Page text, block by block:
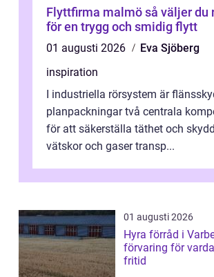
Flyttfirma malmö så väljer du rätt hjälp
för en trygg och smidig flytt
01 augusti 2026
Eva Sjöberg
inspiration
I industriella rörsystem är
planpackningar två centrala
för att säkerställa täthet och
vätskor och gaser transp...
01 augusti 2026
Hyra förråd i
förvaring för
fritid